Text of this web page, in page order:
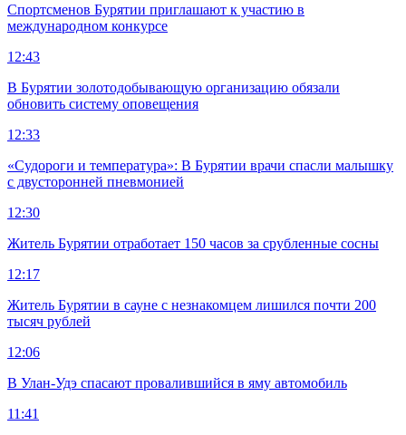
Спортсменов Бурятии приглашают к участию в
международном конкурсе
12:43
В Бурятии золотодобывающую организацию обязали
обновить систему оповещения
12:33
«Судороги и температура»: В Бурятии врачи спасли малышку
с двусторонней пневмонией
12:30
Житель Бурятии отработает 150 часов за срубленные сосны
12:17
Житель Бурятии в сауне с незнакомцем лишился почти 200
тысяч рублей
12:06
В Улан-Удэ спасают провалившийся в яму автомобиль
11:41